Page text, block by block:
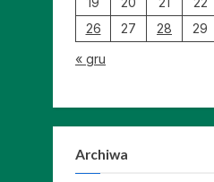
26
27 28 29
« gru
Archiwa